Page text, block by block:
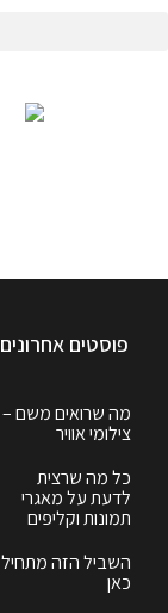
פוסטים אחרונים
מה שרואים משם –
צילומי אוויר
כל מה שרצית
לדעת על מאגרי
תמונות וקליפים
השביל הזה מתחיל
כאן